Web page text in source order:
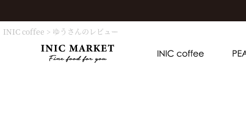
INIC coffee ゆうさんのレビュー